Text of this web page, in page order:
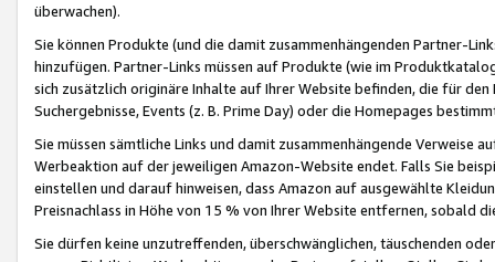
überwachen).
Sie können Produkte (und die damit zusammenhängenden Partner-
hinzufügen. Partner-Links müssen auf Produkte (wie im
sich zusätzlich originäre Inhalte auf Ihrer Website befinden, die für
Suchergebnisse, Events (z. B. Prime Day) oder die Homepages
Sie müssen sämtliche Links und damit zusammenhängende
Werbeaktion auf der jeweiligen Amazon-Website endet. Falls Sie
einstellen und darauf hinweisen, dass Amazon auf ausgewählte
Preisnachlass in Höhe von 15 % von Ihrer Website entfernen, sobald
Sie dürfen keine unzutreffenden, überschwänglichen, täuschenden